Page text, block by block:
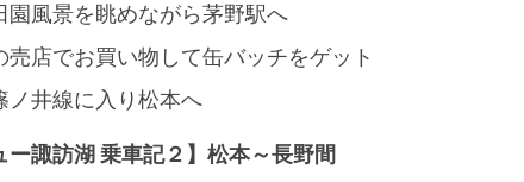
園風景を眺めながら茅野駅へ
売店でお買い物して缶バッチをゲット
ノ井線に入り松本へ
ー諏訪湖 乗車記２】松本～長野間